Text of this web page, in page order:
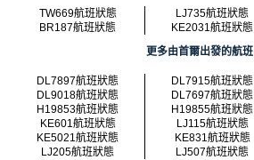
TW669航班狀態
LJ735航班狀態
BR187航班狀態
KE2031航班狀態
更多由首爾出發的航班
DL7897航班狀態
DL7915航班狀態
DL9018航班狀態
DL7697航班狀態
H19853航班狀態
H19855航班狀態
KE601航班狀態
LJ115航班狀態
KE5021航班狀態
KE831航班狀態
LJ205航班狀態
LJ507航班狀態